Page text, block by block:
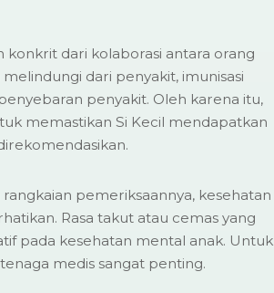
konkrit dari kolaborasi antara orang
dari penyakit, imunisasi
penyakit. Oleh karena itu,
memastikan Si Kecil mendapatkan
pemeriksaannya, kesehatan
Rasa takut atau cemas yang
pada kesehatan mental anak. Untuk
medis sangat penting.